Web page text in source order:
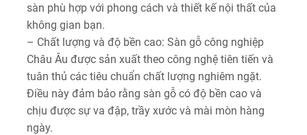
sàn phù hợp với phong cách và thiết kế nội thất của
không gian bạn.
– Chất lượng và độ bền cao: Sàn gỗ công nghiệp
Châu Âu được sản xuất theo công nghệ tiên tiến và
tuân thủ các tiêu chuẩn chất lượng nghiêm ngặt.
Điều này đảm bảo rằng sàn gỗ có độ bền cao và
chịu được sự va đập, trầy xước và mài mòn hàng
ngày.